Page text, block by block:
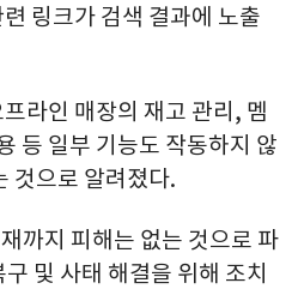
링크가 검색 결과에 노출
라인 매장의 재고 관리, 멤
등 일부 기능도 작동하지 않
것으로 알려졌다.
까지 피해는 없는 것으로 파
및 사태 해결을 위해 조치